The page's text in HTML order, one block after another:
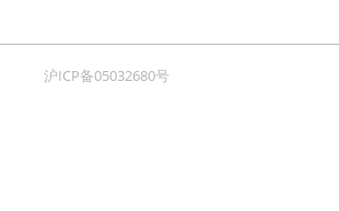
沪ICP备05032680号